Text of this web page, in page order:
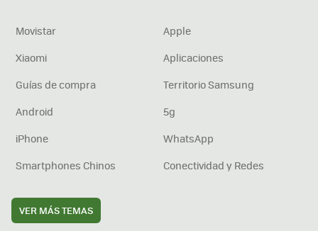
Movistar
Apple
Xiaomi
Aplicaciones
Guías de compra
Territorio Samsung
Android
5g
iPhone
WhatsApp
Smartphones Chinos
Conectividad y Redes
VER MÁS TEMAS